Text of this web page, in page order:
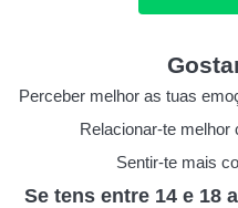
Perceber melhor as tuas
Relacionar-te melhor
Sentir-te mais
Se tens entre 14 e 18